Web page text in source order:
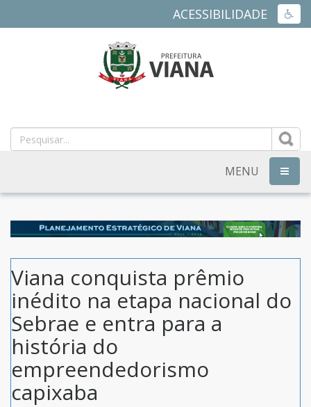
ACESSIBILIDADE
MUNICIPAL
DE
VIANA
ES
MENU
Viana conquista prêmio
inédito na etapa nacional do
Sebrae e entra para a
história do
empreendedorismo
capixaba